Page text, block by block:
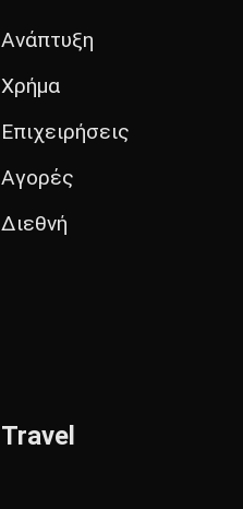
Ανάπτυξη
Χρήμα
Επιχειρήσεις
Αγορές
Διεθνή
Travel